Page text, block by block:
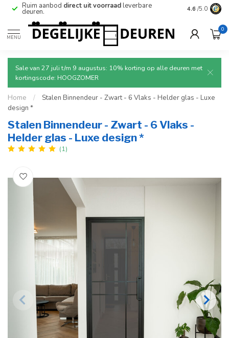
Betrouwbare enveiligelevering met tracking. 4.6 /5.0
MENU
0
Sale van 27 juli t/m 9 augustus: 10% korting op alle deuren met
kortingscode: HOOGZOMER
Home /
Stalen Binnendeur - Zwart - 6 Vlaks - Helder glas - Luxe
design *
Stalen Binnendeur - Zwart - 6 Vlaks -
Helder glas - Luxe design *
(1)